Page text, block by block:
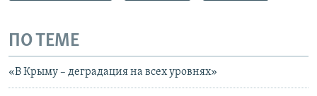
ПО ТЕМЕ
«В Крыму – деградация на всех уровнях»